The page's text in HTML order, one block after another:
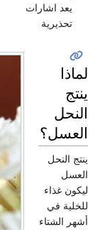
يعد اشارات
تحذيرية
لماذا
ينتج
النحل
العسل؟
ينتج النحل
العسل
ليكون غذاء
للخلية في
أشهر الشتاء